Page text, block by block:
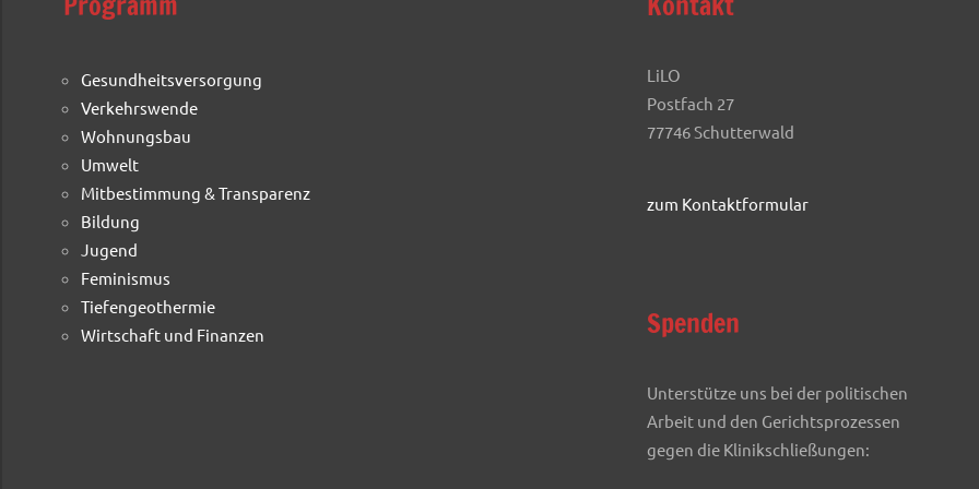
Gesundheitsversorgung
Verkehrswende
Wohnungsbau
Umwelt
Mitbestimmung & Transparenz
Bildung
Jugend
Feminismus
Tiefengeothermie
Wirtschaft und Finanzen
LiLO
Postfach 27
77746 Schutterwald
zum Kontaktformular
Spenden
Unterstütze uns bei der politischen
Arbeit und den Gerichtsprozessen
gegen die Klinikschließungen: